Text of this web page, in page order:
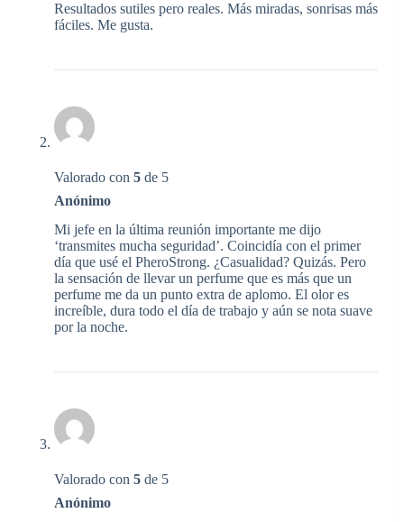
Resultados sutiles pero reales. Más miradas, sonrisas más
fáciles. Me gusta.
Valorado con 5 de 5
Anónimo
Mi jefe en la última reunión importante me dijo
‘transmites mucha seguridad’. Coincidía con el primer
día que usé el PheroStrong. ¿Casualidad? Quizás. Pero
la sensación de llevar un perfume que es más que un
perfume me da un punto extra de aplomo. El olor es
increíble, dura todo el día de trabajo y aún se nota suave
por la noche.
Valorado con 5 de 5
Anónimo